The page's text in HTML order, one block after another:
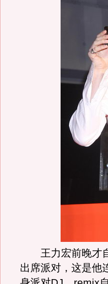
王力宏前晚才自
出席派对，这是他